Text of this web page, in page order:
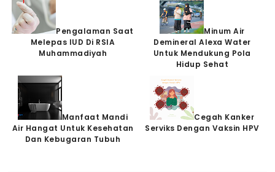
Pengalaman Saat
Melepas IUD Di RSIA
Muhammadiyah
Minum Air
Demineral Alexa Water
Untuk Mendukung Pola
Hidup Sehat
Manfaat Mandi
Air Hangat Untuk Kesehatan
Dan Kebugaran Tubuh
Cegah Kanker
Serviks Dengan Vaksin HPV